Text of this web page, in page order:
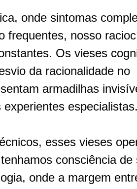
frequentes, nosso
Os vieses
da racionalidade no
armadilhas
especialistas.
consciência de
onde a margem